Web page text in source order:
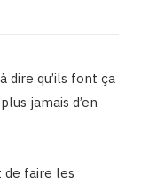
dire qu’ils font ça
jamais d’en
de faire les